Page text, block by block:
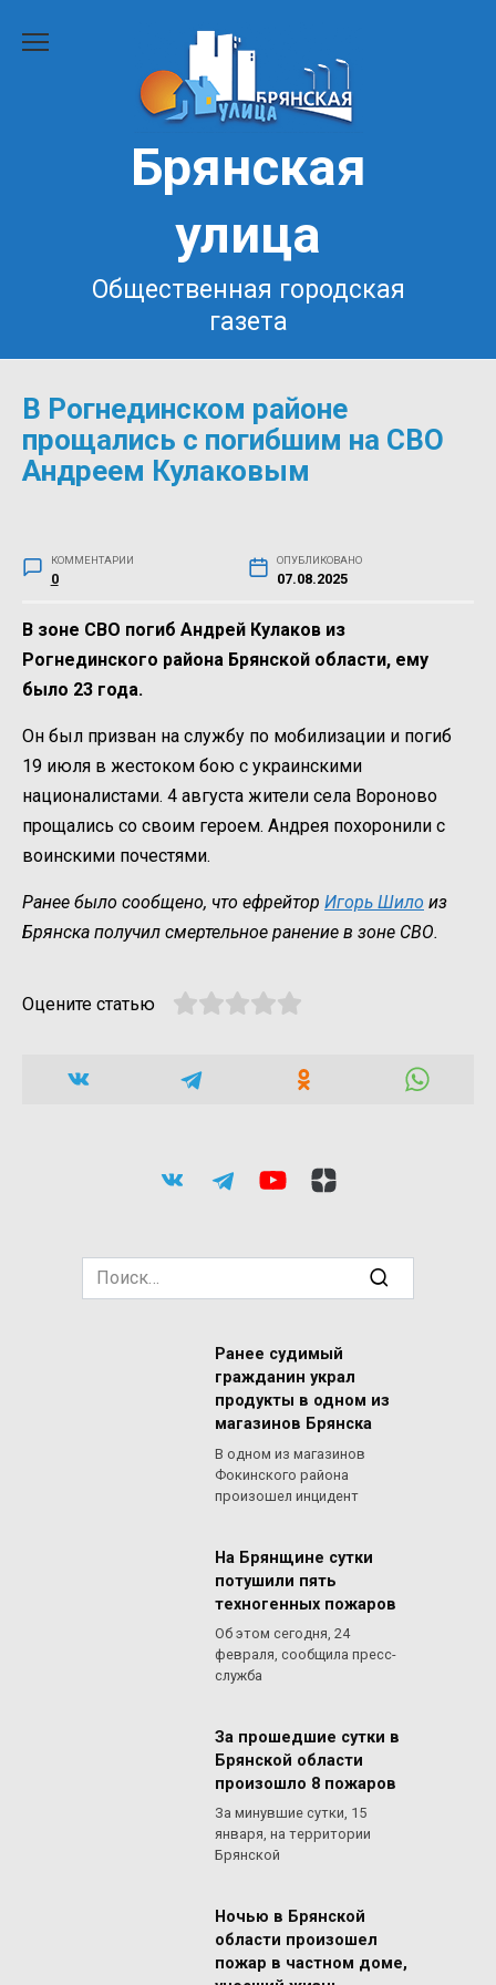
Брянская
улица
Общественная городская
газета
В Рогнединском районе
прощались с погибшим на СВО
Андреем Кулаковым
КОММЕНТАРИИ
0
ОПУБЛИКОВАНО
07.08.2025
В зоне СВО погиб Андрей Кулаков из
Рогнединского района Брянской области, ему
было 23 года.
Он был призван на службу по мобилизации и погиб
19 июля в жестоком бою с украинскими
националистами. 4 августа жители села Вороново
прощались со своим героем. Андрея похоронили с
воинскими почестями.
Ранее было сообщено, что ефрейтор Игорь Шило из
Брянска получил смертельное ранение в зоне СВО.
Оцените статью
Search
for:
Ранее судимый
гражданин украл
продукты в одном из
магазинов Брянска
В одном из магазинов
Фокинского района
произошел инцидент
На Брянщине сутки
потушили пять
техногенных пожаров
Об этом сегодня, 24
февраля, сообщила пресс-
служба
За прошедшие сутки в
Брянской области
произошло 8 пожаров
За минувшие сутки, 15
января, на территории
Брянской
Ночью в Брянской
области произошел
пожар в частном доме,